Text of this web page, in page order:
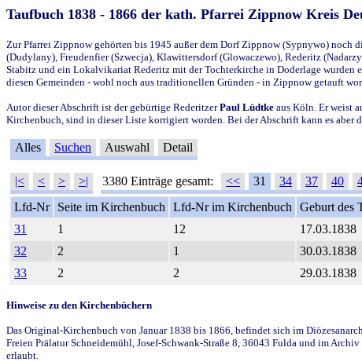
Taufbuch 1838 - 1866 der kath. Pfarrei Zippnow Kreis
Zur Pfarrei Zippnow gehörten bis 1945 außer dem Dorf Zippnow (Sypnywo) noch
(Dudylany), Freudenfier (Szwecja), Klawittersdorf (Glowaczewo), Rederitz
Stabitz und ein Lokalvikariat Rederitz mit der Tochterkirche in Doderlage wurden
diesen Gemeinden - wohl noch aus traditionellen Gründen - in Zippnow getauft
Autor dieser Abschrift ist der gebürtige RederitzerPaul Lüdtke aus Köln. Er weist
Kirchenbuch, sind in dieser Liste korrigiert worden. Bei der Abschrift kann es aber
Alles Suchen Auswahl Detail
|< < > >| 3380 Einträge gesamt: << 31 34 37 40
Lfd-Nr
Seite im Kirchenbuch Lfd-Nr im Kirchenbuch Geburt des
31
1 12 17.03.1838
32
2 1 30.03.1838
33
2 2 29.03.1838
Hinweise zu den Kirchenbüchern
Das Original-Kirchenbuch von Januar 1838 bis 1866, befindet sich im
Freien Prälatur Schneidemühl, Josef-Schwank-Straße 8, 36043 Fulda und im
erlaubt.